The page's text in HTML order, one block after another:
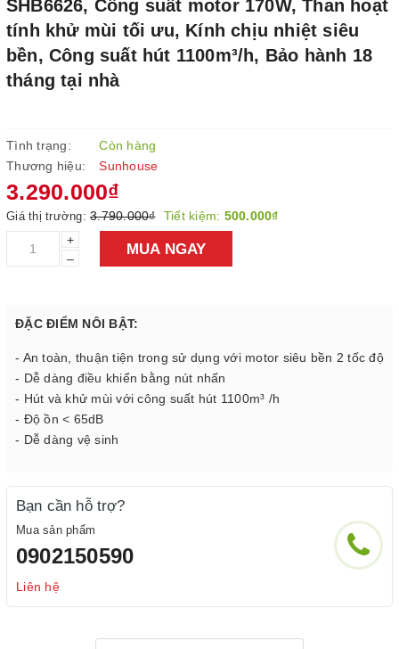
SHB6626, Công suất motor 170W, Than hoạt
tính khử mùi tối ưu, Kính chịu nhiệt siêu
bền, Công suất hút 1100m³/h, Bảo hành 18
tháng tại nhà
Tình trạng:
Còn hàng
Thương hiệu:
Sunhouse
3.290.000₫
Giá thị trường: 3.790.000₫ Tiết kiệm: 500.000₫
+
–
MUA NGAY
ĐẶC ĐIỂM NÔI BẬT:
- An toàn, thuận tiện trong sử dụng với motor siêu bền 2 tốc độ
- Dễ dàng điều khiển bằng nút nhấn
- Hút và khử mùi với công suất hút 1100m³ /h
- Độ ồn < 65dB
- Dễ dàng vệ sinh
Bạn cần hỗ trợ?
Mua sản phẩm
0902150590
Liên hệ